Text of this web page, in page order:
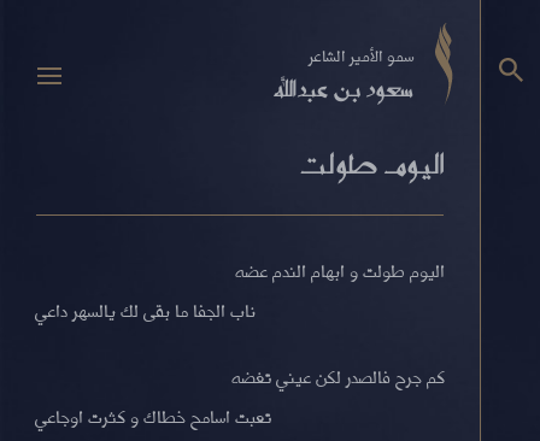
سمو الأمير الشاعر
سعود بن عبدالله
اليوم طولت
اليوم طولت و ابهام الندم عضه
ناب الجفا ما بقى لك يالسهر داعي
كم جرح فالصدر لكن عيني تغضه
تعبت اسامح خطاك و كثرت اوجاعي